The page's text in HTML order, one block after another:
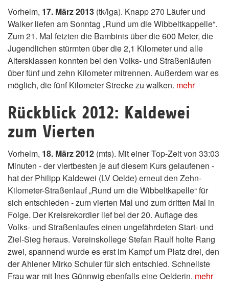
Vorhelm, 17. März 2013 (tk/lga). Knapp 270 Läufer und
Walker liefen am Sonntag „Rund um die Wibbeltkappelle“.
Zum 21. Mal fetzten die Bambinis über die 600 Meter, die
Jugendlichen stürmten über die 2,1 Kilometer und alle
Altersklassen konnten bei den Volks- und Straßenläufen
über fünf und zehn Kilometer mitrennen. Außerdem war es
möglich, die fünf Kilometer Strecke zu walken. mehr
Rückblick 2012: Kaldewei
zum Vierten
Vorhelm, 18. März 2012 (mts). Mit einer Top-Zeit von 33:03
Minuten - der viertbesten je auf diesem Kurs gelaufenen -
hat der Philipp Kaldewei (LV Oelde) erneut den Zehn-
Kilometer-Straßenlauf „Rund um die Wibbeltkapelle“ für
sich entschieden - zum vierten Mal und zum dritten Mal in
Folge. Der Kreisrekordler lief bei der 20. Auflage des
Volks- und Straßenlaufes einen ungefährdeten Start- und
Ziel-Sieg heraus. Vereinskollege Stefan Raulf holte Rang
zwei, spannend wurde es erst im Kampf um Platz drei, den
der Ahlener Mirko Schuler für sich entschied. Schnellste
Frau war mit Ines Günnwig ebenfalls eine Oelderin. mehr